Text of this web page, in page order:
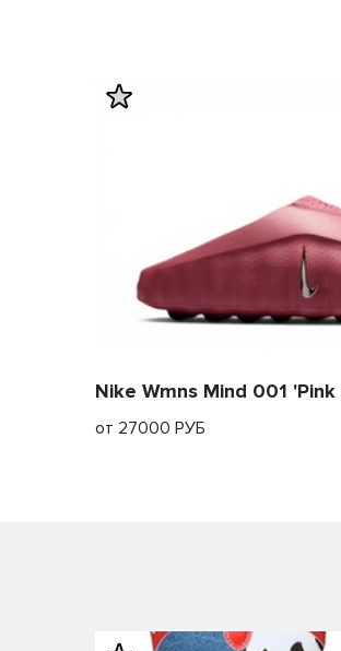
Nike Wmns Mind 001
от 27000 РУБ